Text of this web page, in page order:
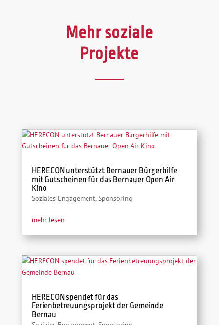
Mehr soziale
Projekte
HERECON unterstützt Bernauer Bürgerhilfe
mit Gutscheinen für das Bernauer Open Air
Kino
Soziales Engagement,Sponsoring
mehr lesen
HERECON spendet für das
Ferienbetreuungsprojekt der Gemeinde
Bernau